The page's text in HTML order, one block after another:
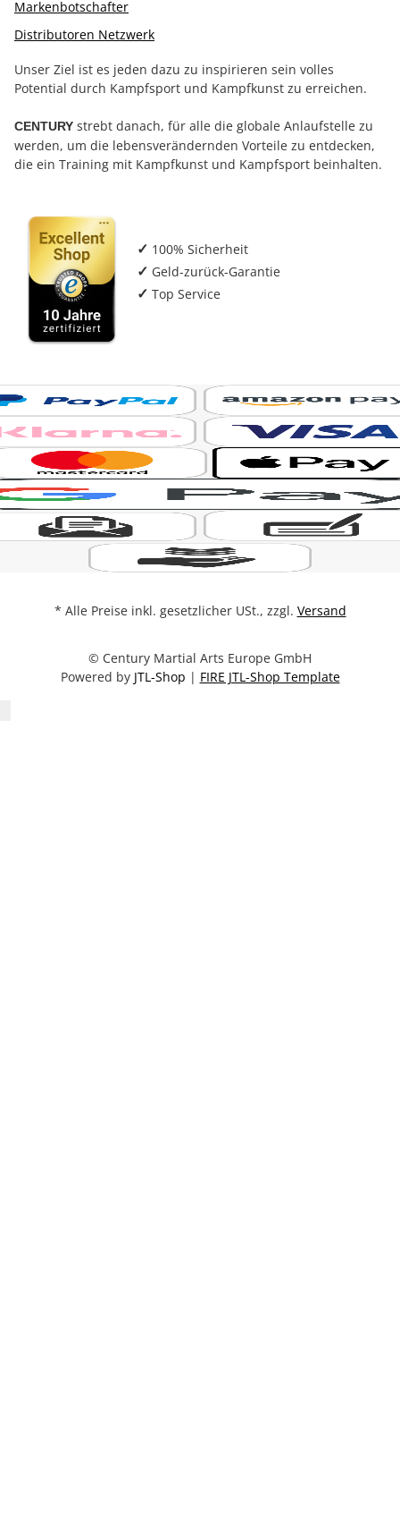
Markenbotschafter
Distributoren Netzwerk
Unser Ziel ist es jeden dazu zu inspirieren sein volles
Potential durch Kampfsport und Kampfkunst zu erreichen.
CENTURY strebt danach, für alle die globale Anlaufstelle zu
werden, um die lebensverändernden Vorteile zu entdecken,
die ein Training mit Kampfkunst und Kampfsport beinhalten.
✓ 100% Sicherheit
✓ Geld-zurück-Garantie
✓ Top Service
* Alle Preise inkl. gesetzlicher USt., zzgl. Versand
© Century Martial Arts Europe GmbH
Powered by JTL-Shop | FIRE JTL-Shop Template